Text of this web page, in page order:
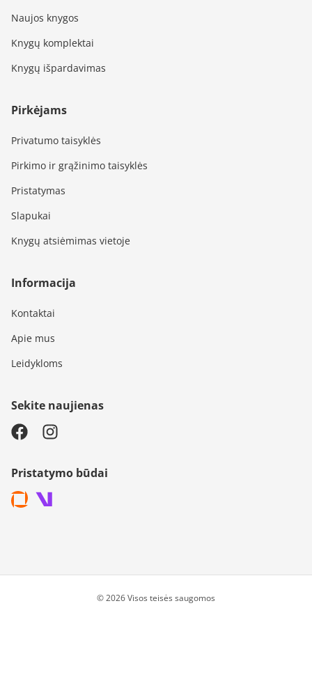
Naujos knygos
Knygų komplektai
Knygų išpardavimas
Pirkėjams
Privatumo taisyklės
Pirkimo ir grąžinimo taisyklės
Pristatymas
Slapukai
Knygų atsiėmimas vietoje
Informacija
Kontaktai
Apie mus
Leidykloms
Sekite naujienas
Pristatymo būdai
© 2026 Visos teisės saugomos